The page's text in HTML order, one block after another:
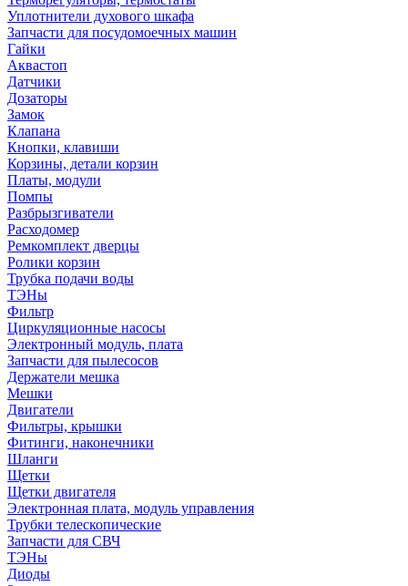
Уплотнители духового шкафа
Запчасти для посудомоечных машин
Гайки
Аквастоп
Датчики
Дозаторы
Замок
Клапана
Кнопки, клавиши
Корзины, детали корзин
Платы, модули
Помпы
Разбрызгиватели
Расходомер
Ремкомплект дверцы
Ролики корзин
Трубка подачи воды
ТЭНы
Фильтр
Циркуляционные насосы
Электронный модуль, плата
Запчасти для пылесосов
Держатели мешка
Мешки
Двигатели
Фильтры, крышки
Фитинги, наконечники
Шланги
Щетки
Щетки двигателя
Электронная плата, модуль управления
Трубки телескопические
Запчасти для СВЧ
ТЭНы
Диоды